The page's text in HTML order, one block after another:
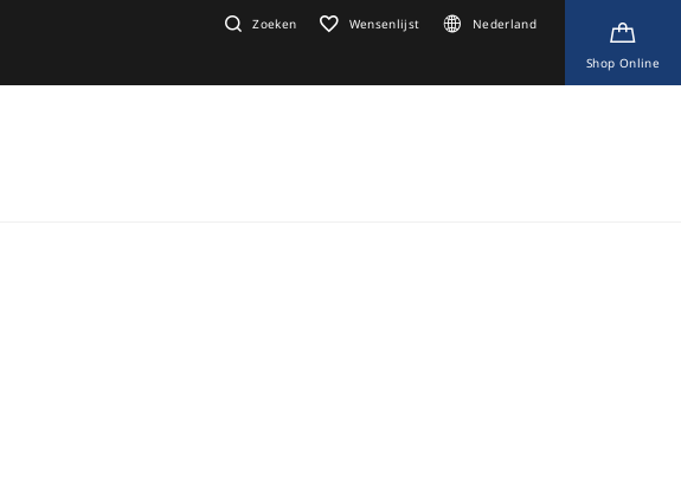
Zoeken Wensenlijst Nederland
Shop Online